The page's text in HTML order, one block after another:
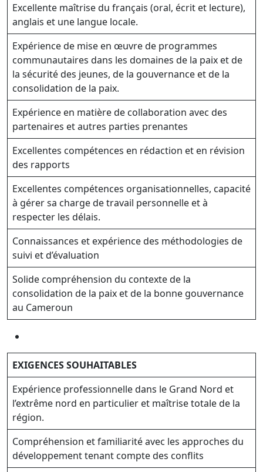
Excellente maîtrise du français (oral, écrit et lecture),
anglais et une langue locale.
Expérience de mise en œuvre de programmes
communautaires dans les domaines de la paix et de
la sécurité des jeunes, de la gouvernance et de la
consolidation de la paix.
Expérience en matière de collaboration avec des
partenaires et autres parties prenantes
Excellentes compétences en rédaction et en révision
des rapports
Excellentes compétences organisationnelles, capacité
à gérer sa charge de travail personnelle et à
respecter les délais.
Connaissances et expérience des méthodologies de
suivi et d’évaluation
Solide compréhension du contexte de la
consolidation de la paix et de la bonne gouvernance
au Cameroun
EXIGENCES SOUHAITABLES
Expérience professionnelle dans le Grand Nord et
l’extrême nord en particulier et maîtrise totale de la
région.
Compréhension et familiarité avec les approches du
développement tenant compte des conflits